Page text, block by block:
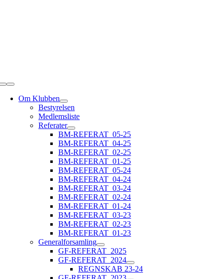
Toggle
NavigationOm Klubben
Bestyrelsen
Medlemsliste
Referater
BM-REFERAT_05-25
BM-REFERAT_04-25
BM-REFERAT_02-25
BM-REFERAT_01-25
BM-REFERAT_05-24
BM-REFERAT_04-24
BM-REFERAT_03-24
BM-REFERAT_02-24
BM-REFERAT_01-24
BM-REFERAT_03-23
BM-REFERAT_02-23
BM-REFERAT_01-23
Generalforsamling
GF-REFERAT_2025
GF-REFERAT_2024
REGNSKAB 23-24